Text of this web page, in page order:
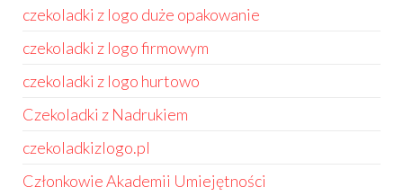
czekoladki z logo duże opakowanie
czekoladki z logo firmowym
czekoladki z logo hurtowo
Czekoladki z Nadrukiem
czekoladkizlogo.pl
Członkowie Akademii Umiejętności